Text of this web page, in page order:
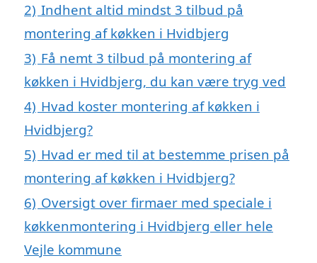
2) Indhent altid mindst 3 tilbud på
montering af køkken i Hvidbjerg
3) Få nemt 3 tilbud på montering af
køkken i Hvidbjerg, du kan være tryg ved
4) Hvad koster montering af køkken i
Hvidbjerg?
5) Hvad er med til at bestemme prisen på
montering af køkken i Hvidbjerg?
6) Oversigt over firmaer med speciale i
køkkenmontering i Hvidbjerg eller hele
Vejle kommune